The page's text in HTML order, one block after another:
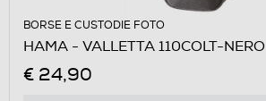
BORSE E CUSTODIE FOTO
HAMA - VALLETTA 110COLT-NERO
€ 24,90